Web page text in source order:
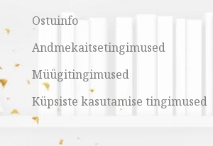
Ostuinfo
Andmekaitsetingimused
Müügitingimused
Küpsiste kasutamise tingimused